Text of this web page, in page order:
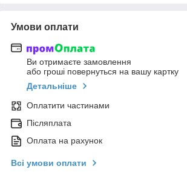
Умови оплати
Ви отримаєте замовлення
або гроші повернуться на вашу картку
Детальніше
Оплатити частинами
Післяплата
Оплата на рахунок
Всі умови оплати